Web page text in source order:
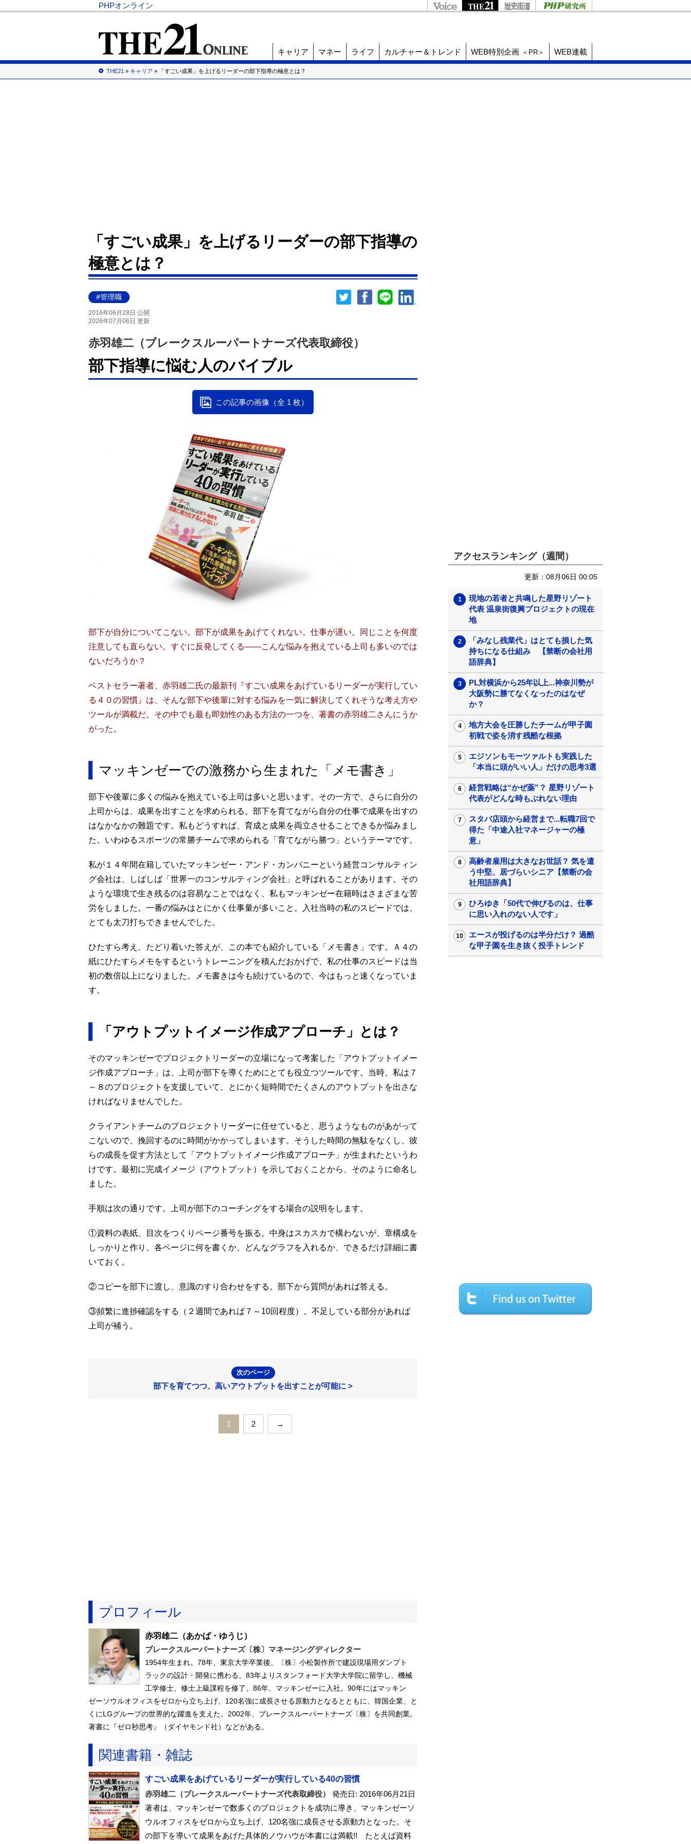
PHPオンライン
キャリア マネー ライフ カルチャー＆トレンド WEB特別企画 ＜PR＞ WEB連載
THE21 » キャリア » 「すごい成果」を上げるリーダーの部下指導の極意とは？
「すごい成果」を上げるリーダーの部下指導の
極意とは？
#管理職
2016年06月28日 公開
2026年07月06日 更新
赤羽雄二（ブレークスルーパートナーズ代表取締役）
部下指導に悩む人のバイブル
この記事の画像（全 1 枚）
部下が自分についてこない。部下が成果をあげてくれない。仕事が遅い。同じことを何度
注意しても直らない。すぐに反発してくる――こんな悩みを抱えている上司も多いのでは
ないだろうか？
ベストセラー著者、赤羽雄二氏の最新刊
『すごい成果をあげているリーダーが実行してい
る４０の習慣』 は、そんな部下や後輩に対する悩みを一気に解決してくれそうな考え方や
ツールが満載だ。その中でも最も即効性のある方法の一つを、著書の赤羽雄二さんにうか
がった。
マッキンゼーでの激務から生まれた「メモ書き」
部下や後輩に多くの悩みを抱えている上司は多いと思います。その一方で、さらに自分の
上司からは、成果を出すことを求められる。部下を育てながら自分の仕事で成果を出すの
はなかなかの難題です。私もどうすれば、育成と成果を両立させることできるか悩みまし
た。いわゆるスポーツの常勝チームで求められる「育てながら勝つ」というテーマです。
私が１４年間在籍していたマッキンゼー・アンド・カンパニーという経営コンサルティン
グ会社は、しばしば「世界一のコンサルティング会社」と呼ばれることがあります。その
ような環境で生き残るのは容易なことではなく、私もマッキンゼー在籍時はさまざまな苦
労をしました。一番の悩みはとにかく仕事量が多いこと。入社当時の私のスピードでは、
とても太刀打ちできませんでした。
ひたすら考え、たどり着いた答えが、この本でも紹介している「メモ書き」です。Ａ４の
紙にひたすらメモをするというトレーニングを積んだおかげで、私の仕事のスピードは当
初の数倍以上になりました。メモ書きは今も続けているので、今はもっと速くなっていま
す。
「アウトプットイメージ作成アプローチ」とは？
そのマッキンゼーでプロジェクトリーダーの立場になって考案した「アウトプットイメー
ジ作成アプローチ」は、上司が部下を導くためにとても役立つツールです。当時、私は７
～８のプロジェクトを支援していて、とにかく短時間でたくさんのアウトプットを出さな
ければなりませんでした。
クライアントチームのプロジェクトリーダーに任せていると、思うようなものがあがって
こないので、挽回するのに時間がかかってしまいます。そうした時間の無駄をなくし、彼
らの成長を促す方法として「アウトプットイメージ作成アプローチ」が生まれたというわ
けです。最初に完成イメージ（アウトプット）を示しておくことから、そのように命名し
ました。
手順は次の通りです。上司が部下のコーチングをする場合の説明をします。
①資料の表紙、目次をつくりページ番号を振る。中身はスカスカで構わないが、章構成を
しっかりと作り、各ページに何を書くか、どんなグラフを入れるか、できるだけ詳細に書
いておく。
②コピーを部下に渡し、意識のすり合わせをする。部下から質問があれば答える。
③頻繁に進捗確認をする（２週間であれば７～10回程度）。不足している部分があれば
上司が補う。
次のページ
部下を育てつつ、高いアウトプットを出すことが可能に >
1 2 →
プロフィール
赤羽雄二 （あかば・ゆうじ）
ブレークスルーパートナーズ〔株〕マネージングディレクター
1954年生まれ。78年、東京大学卒業後、〔株〕小松製作所で建設現場用ダンプト
ラックの設計・開発に携わる。83年よりスタンフォード大学大学院に留学し、機械
工学修士、修士上級課程を修了。86年、マッキンゼーに入社。90年にはマッキン
ゼーソウルオフィスをゼロから立ち上げ、120名強に成長させる原動力となるとともに、韓国企業、と
くにLGグループの世界的な躍進を支えた。2002年、ブレークスルーパートナーズ〔株〕を共同創業。
著書に『ゼロ秒思考』（ダイヤモンド社）などがある。
関連書籍・雑誌
すごい成果をあげているリーダーが実行している40の習慣
赤羽雄二（ブレークスルーパートナーズ代表取締役）
発売日: 2016年06月21日
著者は、マッキンゼーで数多くのプロジェクトを成功に導き、マッキンゼーソ
ウルオフィスをゼロから立ち上げ、120名強に成長させる原動力となった。そ
の部下を導いて成果をあげた具体的ノウハウが本書には満載!! たとえば資料
アクセスランキング（週間）
更新：08月06日 00:05
現地の若者と共鳴した星野リゾート
代表 温泉街復興プロジェクトの現在
地
「みなし残業代」はとても損した気
持ちになる仕組み 【禁断の会社用
語辞典】
PL対横浜から25年以上...神奈川勢が
大阪勢に勝てなくなったのはなぜ
か？
地方大会を圧勝したチームが甲子園
初戦で姿を消す残酷な根拠
エジソンもモーツァルトも実践した
「本当に頭がいい人」だけの思考3選
経営戦略は“かぜ薬”？ 星野リゾート
代表がどんな時もぶれない理由
スタバ店頭から経営まで...転職7回で
得た「中途入社マネージャーの極
意」
高齢者雇用は大きなお世話？ 気を遣
う中堅、居づらいシニア【禁断の会
社用語辞典】
ひろゆき「50代で伸びるのは、仕事
に思い入れのない人です」
エースが投げるのは半分だけ？ 過酷
な甲子園を生き抜く投手トレンド